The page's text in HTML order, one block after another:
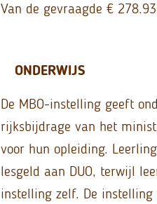
Van de gevraagde €
ONDERWIJS
De MBO-instelling geeft
rijksbijdrage van het
voor hun opleiding.
lesgeld aan DUO, terwijl
instelling zelf. De